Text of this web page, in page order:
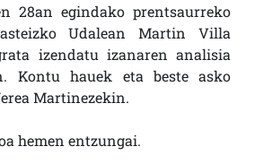
28an egindako prentsaurreko
Udalean Martin Villa
izendatu izanaren analisia
Kontu hauek eta beste asko
Martinezekin.
hemen entzungai.